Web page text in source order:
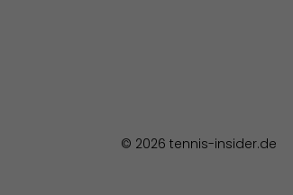
© 2026 tennis-insider.de